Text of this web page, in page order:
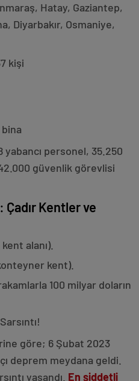
Hatay, Gaziantep,
Diyarbakır, Osmaniye,
kişi
yabancı personel, 35.250
güvenlik görevlisi
Çadır Kentler ve
alanı).
kent).
100 milyar doların
göre; 6 Şubat 2023
deprem meydana geldi.
yaşandı. En şiddetli